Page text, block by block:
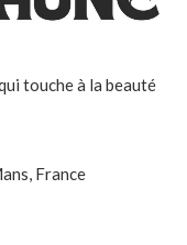
touche à la beauté
France